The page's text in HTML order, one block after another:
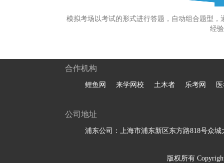
模拟考场以考试的形式进行答题，自动组合题型
经
合作机构
鲤鱼网 来学网校 土木者 乐考网
公司地址
浦东公司：上海市浦东新区东方路818号众城
版权所有